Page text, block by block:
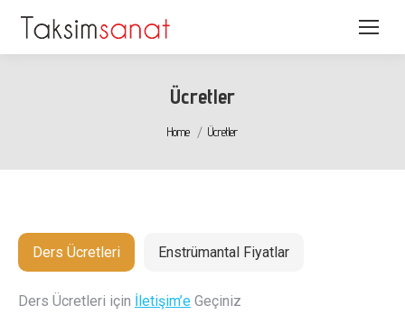
Ücretler
You are here:
Home Ücretler
Ders Ücretleri Enstrümantal Fiyatlar
Ders Ücretleri için İletişim’e Geçiniz